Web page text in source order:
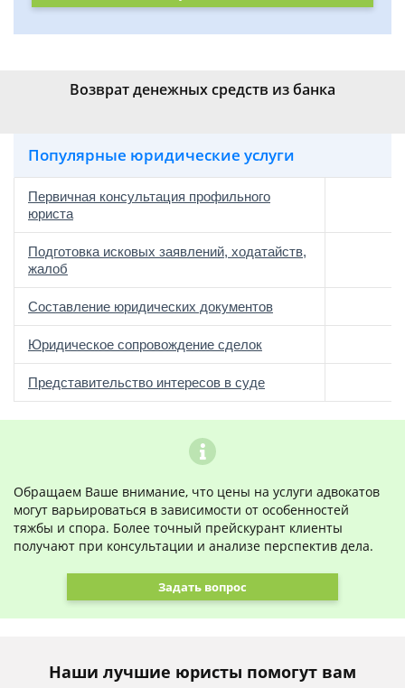
Возврат денежных средств из банка
Популярные юридические услуги
Первичная консультация профильного
юриста
Подготовка исковых заявлений, ходатайств,
жалоб
Составление юридических документов
Юридическое сопровождение сделок
Представительство интересов в суде
Обращаем Ваше внимание, что цены на услуги адвокатов
могут варьироваться в зависимости от особенностей
тяжбы и спора. Более точный прейскурант клиенты
получают при консультации и анализе перспектив дела.
Задать вопрос
Наши лучшие юристы помогут вам